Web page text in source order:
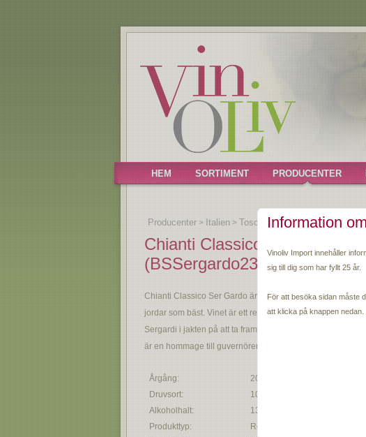
HEM SORTIMENT PRODUCENTER
Producenter> Italien> Toscana>Bindi Sergardi>
Chianti Classico Ser Gardo
(BSSergardo23)
Chianti Classico Ser Gardo är vinet som representerar
jordar som bäst. Vinet är ett resultat av århundraden av
Sergardi i jakten på att ta fram de bästa
är en hommage till guvernören Niccolò Sergardi i Siena.
Årgång:
2023
Druvsort:
100% Sangiovese
Alkoholhalt:
13,5%
Produkttyp:
Rött vin
Information
Vinoliv Import innehåller
sig till dig som har fyllt 25 år.
För att besöka sidan måste
att klicka på knappen nedan.